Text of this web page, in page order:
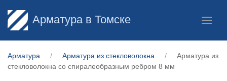
Арматура в Томске
Арматура Арматура из стекловолокна
Арматура из
стекловолокна со спиралеобразным ребром 8 мм